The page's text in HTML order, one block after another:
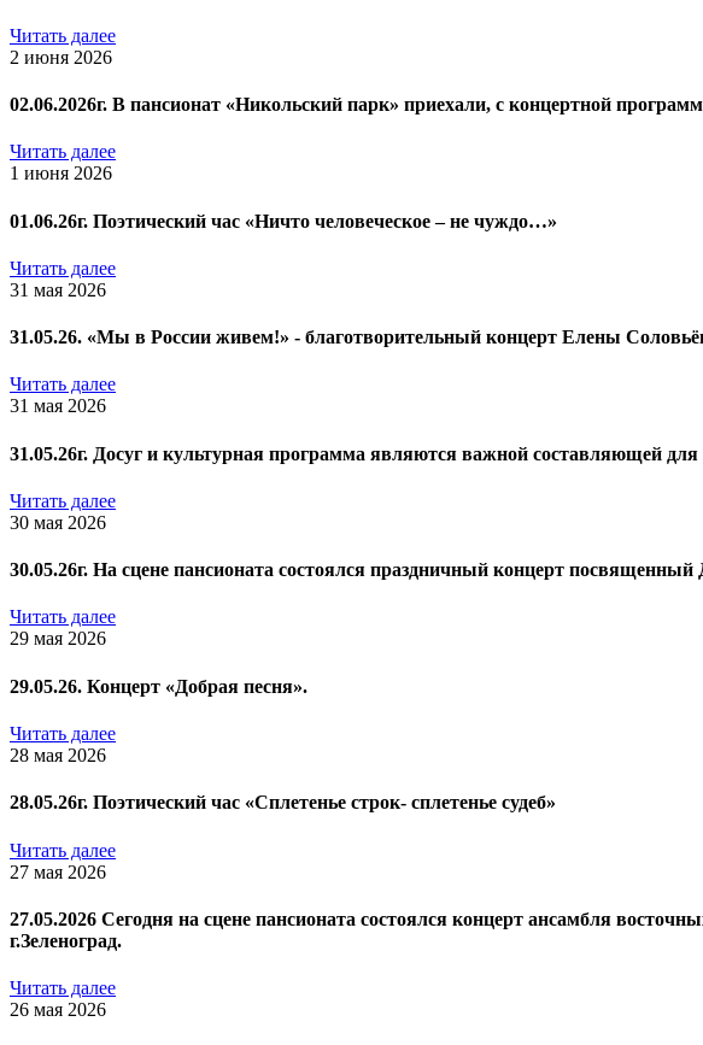
Читать далее
2 июня 2026
02.06.2026г. В пансионат «Никольский парк» приехали, с концертной
Читать далее
1 июня 2026
01.06.26г. Поэтический час «Ничто человеческое – не чуждо…»
Читать далее
31 мая 2026
31.05.26. «Мы в России живем!» - благотворительный концерт Елены
Читать далее
31 мая 2026
31.05.26г. Досуг и культурная программа являются важной составляющей для
Читать далее
30 мая 2026
30.05.26г. На сцене пансионата состоялся праздничный концерт
Читать далее
29 мая 2026
29.05.26. Концерт «Добрая песня».
Читать далее
28 мая 2026
28.05.26г. Поэтический час «Сплетенье строк- сплетенье судеб»
Читать далее
27 мая 2026
27.05.2026 Сегодня на сцене пансионата состоялся концерт ансамбля
г.Зеленоград.
Читать далее
26 мая 2026